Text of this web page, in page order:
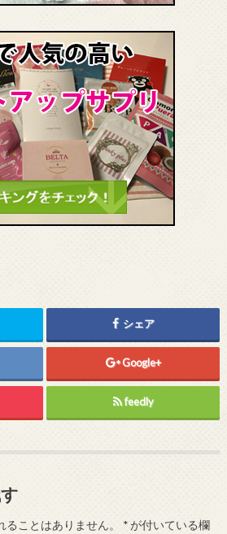
シェア
Google+
feedly
ことはありません。 *が付いている欄